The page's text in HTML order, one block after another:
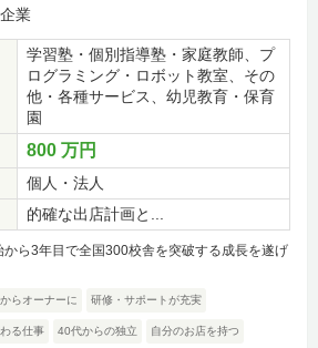
業
学習塾・個別指導塾・家庭教師、プ
ログラミング・ロボット教室、その
他・各種サービス、幼児教育・保育
園
800 万円
個人・法人
的確な出店計画と...
ら3年目で全国300校舎を突破する成長を遂げ
らオーナーに 研修・サポートが充実
る仕事 40代からの独立 自分のお店を持つ